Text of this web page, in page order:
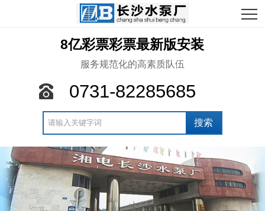
8亿彩票彩票最新版安装
服务规范化的高素质队伍
0731-82285685